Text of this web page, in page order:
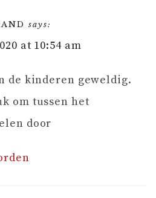
says:
at 10:54 am
de kinderen geweldig.
om tussen het
door